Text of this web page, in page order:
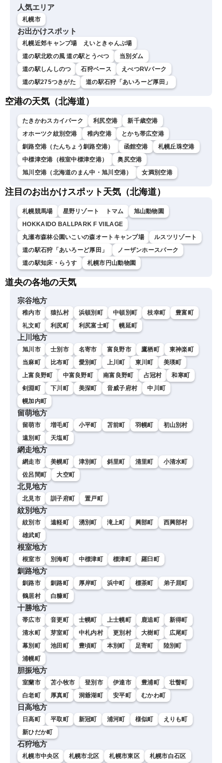
人気エリア
札幌市
お出かけスポット
札幌近郊キャンプ場 えいときゃんぷ場
道の駅北欧の風 道の駅とうべつ
当別ダム
道の駅しんしのつ
石狩ベース
えべつRVパーク
道の駅275つきがた
道の駅石狩「あいろーど厚田」
空港の天気（北海道）
たきかわスカイパーク 利尻空港
新千歳空港
オホーツク紋別空港
稚内空港
とかち帯広空港
釧路空港（たんちょう釧路空港）
函館空港
札幌丘珠空港
中標津空港（根室中標津空港）
奥尻空港
旭川空港（北海道のまん中・旭川空港）
女満別空港
注目のお出かけスポット天気（北海道）
札幌競馬場 星野リゾート トマム
旭山動物園
HOKKAIDO BALLPARK F VIILAGE
丸瀬布森林公園いこいの森オートキャンプ場
ルスツリゾート
道の駅石狩「あいろーど厚田」
ノーザンホースパーク
道の駅知床・らうす
札幌市円山動物園
道央の各地の天気
宗谷地方
稚内市 猿払村 浜頓別町 中頓別町 枝幸町
豊富町
礼文町
利尻町 利尻富士町 幌延町
上川地方
旭川市 士別市 名寄市 富良野市 鷹栖町
東神楽町
当麻町
比布町 愛別町 上川町 東川町
美瑛町
上富良野町
中富良野町 南富良野町 占冠村
和寒町
剣淵町
下川町 美深町 音威子府村
中川町
幌加内町
留萌地方
留萌市 増毛町 小平町 苫前町 羽幌町
初山別村
遠別町
天塩町
網走地方
網走市 美幌町 津別町 斜里町 清里町
小清水町
佐呂間町
大空町
北見地方
北見市 訓子府町 置戸町
紋別地方
紋別市 遠軽町 湧別町 滝上町 興部町
西興部村
雄武町
根室地方
根室市 別海町 中標津町 標津町 羅臼町
釧路地方
釧路市 釧路町 厚岸町 浜中町 標茶町
弟子屈町
鶴居村
白糠町
十勝地方
帯広市 音更町 士幌町 上士幌町 鹿追町
新得町
清水町
芽室町 中札内村 更別村 大樹町
広尾町
幕別町
池田町 豊頃町 本別町 足寄町
陸別町
浦幌町
胆振地方
室蘭市 苫小牧市 登別市 伊達市 豊浦町
壮瞥町
白老町
厚真町 洞爺湖町 安平町 むかわ町
日高地方
日高町 平取町 新冠町 浦河町 様似町
えりも町
新ひだか町
石狩地方
札幌市中央区 札幌市北区 札幌市東区 札幌市白石区